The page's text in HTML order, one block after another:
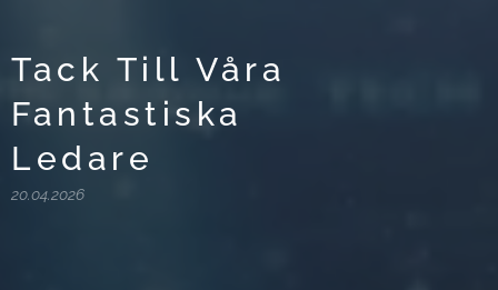
Tack Till Våra
Fantastiska
Ledare
20.04.2026